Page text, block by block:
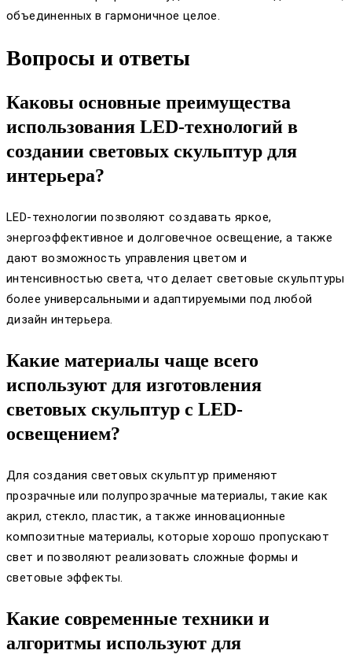
объединенных в гармоничное целое.
Вопросы и ответы
Каковы основные преимущества
использования LED-технологий в
создании световых скульптур для
интерьера?
LED-технологии позволяют создавать яркое,
энергоэффективное и долговечное освещение, а также
дают возможность управления цветом и
интенсивностью света, что делает световые скульптуры
более универсальными и адаптируемыми под любой
дизайн интерьера.
Какие материалы чаще всего
используют для изготовления
световых скульптур с LED-
освещением?
Для создания световых скульптур применяют
прозрачные или полупрозрачные материалы, такие как
акрил, стекло, пластик, а также инновационные
композитные материалы, которые хорошо пропускают
свет и позволяют реализовать сложные формы и
световые эффекты.
Какие современные техники и
алгоритмы используют для